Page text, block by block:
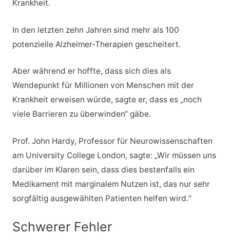
Krankheit.
In den letzten zehn Jahren sind mehr als 100
potenzielle Alzheimer-Therapien gescheitert.
Aber während er hoffte, dass sich dies als
Wendepunkt für Millionen von Menschen mit der
Krankheit erweisen würde, sagte er, dass es „noch
viele Barrieren zu überwinden“ gäbe.
Prof. John Hardy, Professor für Neurowissenschaften
am University College London, sagte: „Wir müssen uns
darüber im Klaren sein, dass dies bestenfalls ein
Medikament mit marginalem Nutzen ist, das nur sehr
sorgfältig ausgewählten Patienten helfen wird.“
Schwerer Fehler